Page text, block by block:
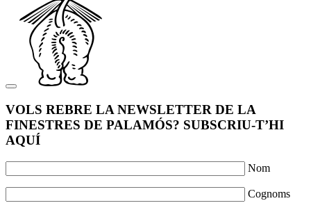
VOLS REBRE LA NEWSLETTER DE LA
FINESTRES DE PALAMÓS? SUBSCRIU-T’HI
AQUÍ
Nom
Cognoms